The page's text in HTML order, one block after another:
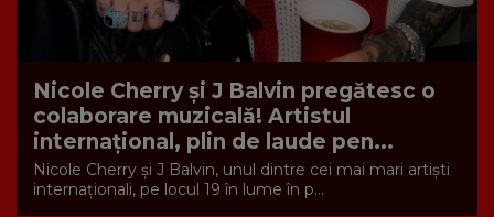
Nicole Cherry și J Balvin pregătesc o
colaborare muzicală! Artistul
internațional, plin de laude pen...
Nicole Cherry și J Balvin, unul dintre cei mai mari artiști
internaționali, pe locul 19 în lume în p...